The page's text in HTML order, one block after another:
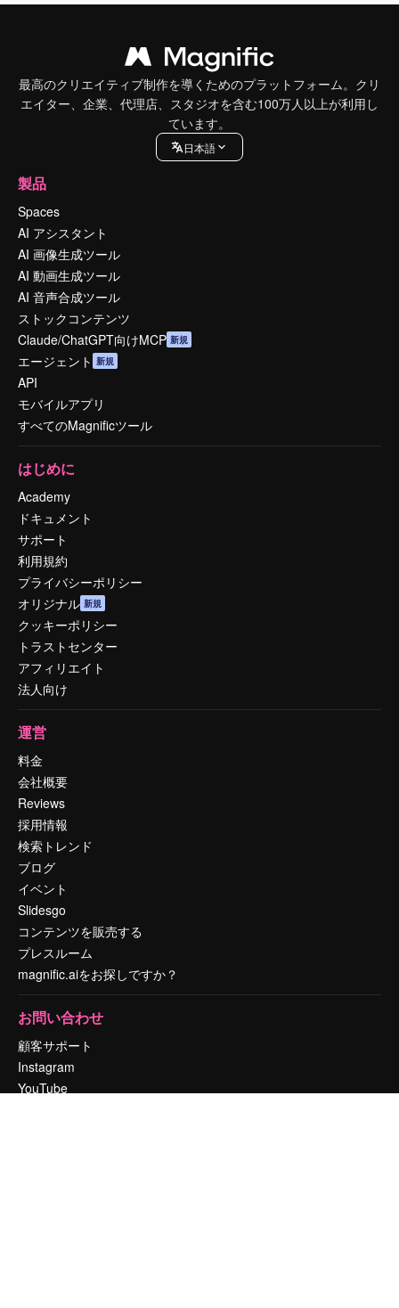
最高のクリエイティブ制作を導くためのプラットフォーム。クリ
エイター、企業、代理店、スタジオを含む100万人以上が利用し
ています。
日本語
製品
Spaces
AI アシスタント
AI 画像生成ツール
AI 動画生成ツール
AI 音声合成ツール
ストックコンテンツ
Claude/ChatGPT向けMCP 新規
エージェント 新規
API
モバイルアプリ
すべてのMagnificツール
はじめに
Academy
ドキュメント
サポート
利用規約
プライバシーポリシー
オリジナル 新規
クッキーポリシー
トラストセンター
アフィリエイト
法人向け
運営
料金
会社概要
Reviews
採用情報
検索トレンド
ブログ
イベント
Slidesgo
コンテンツを販売する
プレスルーム
magnific.aiをお探しですか？
お問い合わせ
顧客サポート
Instagram
YouTube